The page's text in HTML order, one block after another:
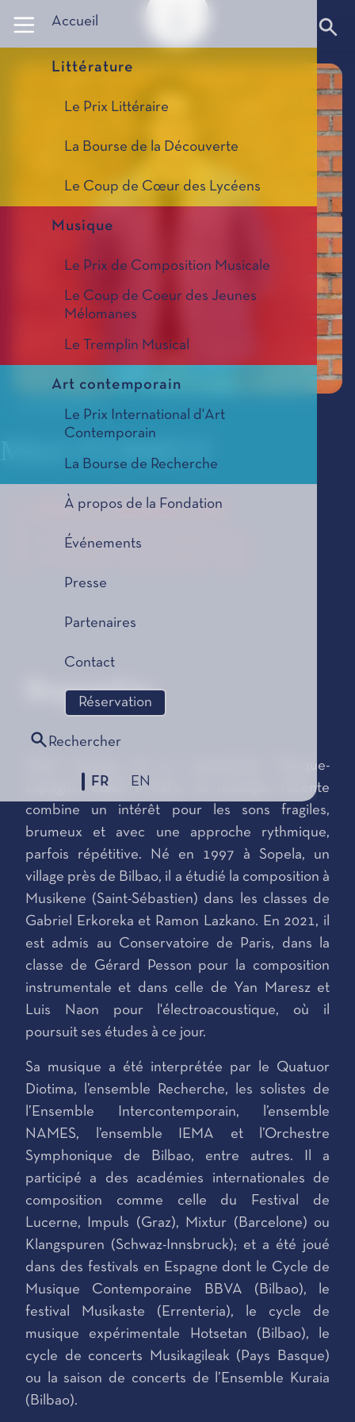
Accueil
Littérature
Le Prix Littéraire
La Bourse de la Découverte
Le Coup de Cœur des Lycéens
Musique
Le Prix de Composition Musicale
Le Coup de Coeur des Jeunes
Mélomanes
Le Tremplin Musical
Art contemporain
Le Prix International d'Art
Contemporain
La Bourse de Recherche
À propos de la Fondation
Événements
Presse
Partenaires
Contact
Réservation
Rechercher
FR EN
Mikel ITURREGI
Elurra bezain isil
Le Tremplin Musical, édition 2025
Biographie
Mikel Iturregi est un compositeur Basque-
Espagnol établi à Paris. Sa musique récente
combine un intérêt pour les sons fragiles,
brumeux et avec une approche rythmique,
parfois répétitive. Né en 1997 à Sopela, un
village près de Bilbao, il a étudié la composition à
Musikene (Saint-Sébastien) dans les classes de
Gabriel Erkoreka et Ramon Lazkano. En 2021, il
est admis au Conservatoire de Paris, dans la
classe de Gérard Pesson pour la composition
instrumentale et dans celle de Yan Maresz et
Luis Naon pour l'électroacoustique, où il
poursuit ses études à ce jour.
Sa musique a été interprétée par le Quatuor
Diotima, l’ensemble Recherche, les solistes de
l’Ensemble Intercontemporain, l’ensemble
NAMES, l’ensemble IEMA et l’Orchestre
Symphonique de Bilbao, entre autres. Il a
participé a des académies internationales de
composition comme celle du Festival de
Lucerne, Impuls (Graz), Mixtur (Barcelone) ou
Klangspuren (Schwaz-Innsbruck); et a été joué
dans des festivals en Espagne dont le Cycle de
Musique Contemporaine BBVA (Bilbao), le
festival Musikaste (Errenteria), le cycle de
musique expérimentale Hotsetan (Bilbao), le
cycle de concerts Musikagileak (Pays Basque)
ou la saison de concerts de l’Ensemble Kuraia
(Bilbao).